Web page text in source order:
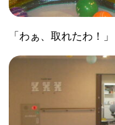
「わぁ、取れたわ！」